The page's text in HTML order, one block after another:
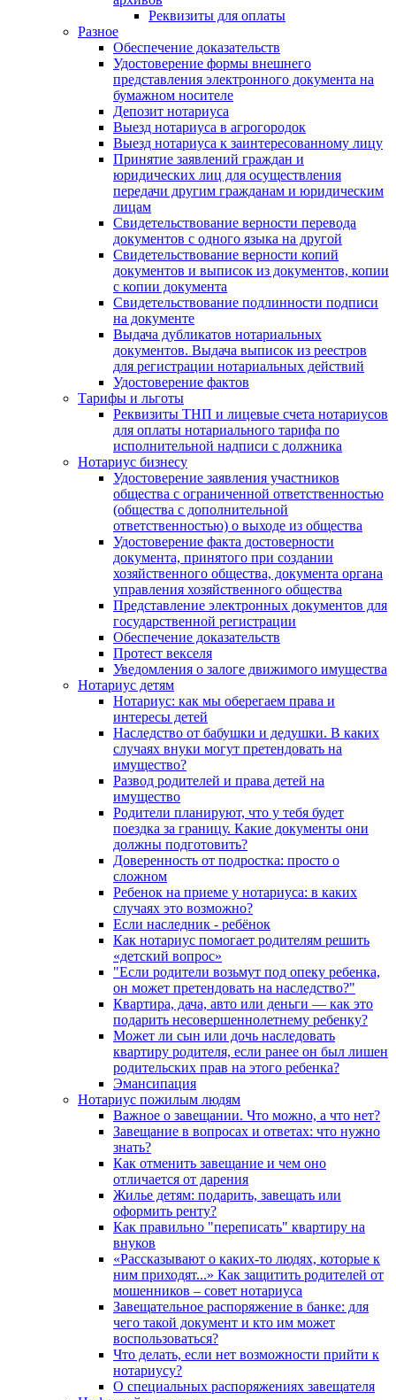
Реквизиты для оплаты
Разное
Обеспечение доказательств
Удостоверение формы внешнего
представления электронного документа на
бумажном носителе
Депозит нотариуса
Выезд нотариуса в агрогородок
Выезд нотариуса к заинтересованному лицу
Принятие заявлений граждан и
юридических лиц для осуществления
передачи другим гражданам и юридическим
лицам
Свидетельствование верности перевода
документов с одного языка на другой
Свидетельствование верности копий
документов и выписок из документов, копии
с копии документа
Свидетельствование подлинности подписи
на документе
Выдача дубликатов нотариальных
документов. Выдача выписок из реестров
для регистрации нотариальных действий
Удостоверение фактов
Тарифы и льготы
Реквизиты ТНП и лицевые счета нотариусов
для оплаты нотариального тарифа по
исполнительной надписи с должника
Нотариус бизнесу
Удостоверение заявления участников
общества с ограниченной ответственностью
(общества с дополнительной
ответственностью) о выходе из общества
Удостоверение факта достоверности
документа, принятого при создании
хозяйственного общества, документа органа
управления хозяйственного общества
Представление электронных документов для
государственной регистрации
Обеспечение доказательств
Протест векселя
Уведомления о залоге движимого имущества
Нотариус детям
Нотариус: как мы оберегаем права и
интересы детей
Наследство от бабушки и дедушки. В каких
случаях внуки могут претендовать на
имущество?
Развод родителей и права детей на
имущество
Родители планируют, что у тебя будет
поездка за границу. Какие документы они
должны подготовить?
Доверенность от подростка: просто о
сложном
Ребенок на приеме у нотариуса: в каких
случаях это возможно?
Если наследник - ребёнок
Как нотариус помогает родителям решить
«детский вопрос»
"Если родители возьмут под опеку ребенка,
он может претендовать на наследство?"
Квартира, дача, авто или деньги — как это
подарить несовершеннолетнему ребенку?
Может ли сын или дочь наследовать
квартиру родителя, если ранее он был лишен
родительских прав на этого ребенка?
Эмансипация
Нотариус пожилым людям
Важное о завещании. Что можно, а что нет?
Завещание в вопросах и ответах: что нужно
знать?
Как отменить завещание и чем оно
отличается от дарения
Жилье детям: подарить, завещать или
оформить ренту?
Как правильно "переписать" квартиру на
внуков
«Рассказывают о каких-то людях, которые к
ним приходят...» Как защитить родителей от
мошенников – совет нотариуса
Завещательное распоряжение в банке: для
чего такой документ и кто им может
воспользоваться?
Что делать, если нет возможности прийти к
нотариусу?
О специальных распоряжениях завещателя